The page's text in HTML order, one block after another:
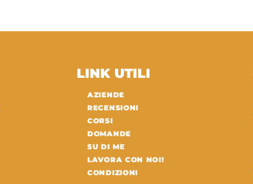
LINK UTILI
AZIENDE
RECENSIONI
CORSI
DOMANDE
SU DI ME
LAVORA CON NOI!
CONDIZIONI